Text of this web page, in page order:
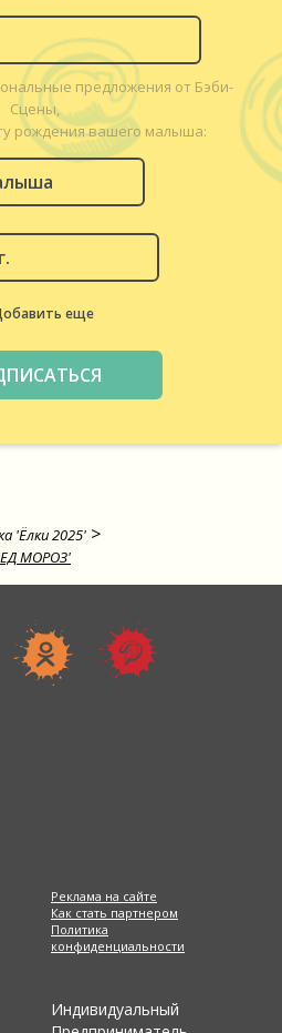
предложения от Бэби-
Сцены,
рождения вашего малыша:
еще
'Ёлки 2025' >
МОРОЗ'
Реклама на сайте
Как стать партнером
Политика
конфиденциальности
Индивидуальный